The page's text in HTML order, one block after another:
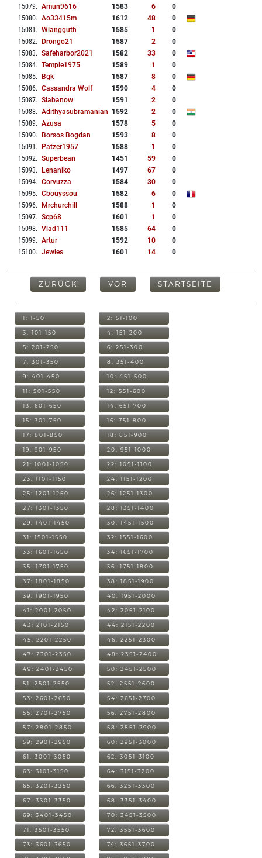
15079. Amun9616 1583 6
0
15080. Ao33415m 1612 48
0
15081 . Wlangguth 1585 1
0
15082. Drongo21 1587 2
0
15083. Safeharbor2021 1582 33
0
15084. Temple1975 1589 1
0
15085. Bgk 1587 8
0
15086. Cassandra Wolf 1590 4
0
15087. Slabanow 1591 2
0
15088. Adithyasubramanian 1592 2
0
15089. Azusa 1578 5
0
15090. Borsos Bogdan 1593 8
0
15091 . Patzer1957 1588 1
0
15092. Superbean 1451 59
0
15093. Lenaniko 1497 67
0
15094. Corvuzza 1584 30
0
15095. Cbouyssou 1582 6
0
15096. Mrchurchill 1588 1
0
15097. Scp68 1601 1
0
15098. Vlad111 1585 64
0
15099. Artur 1592 10
0
15100. Jewles 1601 14 0
ZURÜCK VOR STARTSEITE
1: 1-50 2: 51-100
3: 101-150 4: 151-200
5: 201-250 6: 251-300
7: 301-350 8: 351-400
9: 401-450 10: 451-500
11: 501-550 12: 551-600
13: 601-650 14: 651-700
15: 701-750 16: 751-800
17: 801-850 18: 851-900
19: 901-950 20: 951-1000
21: 1001-1050 22: 1051-1100
23: 1101-1150 24: 1151-1200
25: 1201-1250 26: 1251-1300
27: 1301-1350 28: 1351-1400
29: 1401-1450 30: 1451-1500
31: 1501-1550 32: 1551-1600
33: 1601-1650 34: 1651-1700
35: 1701-1750 36: 1751-1800
37: 1801-1850 38: 1851-1900
39: 1901-1950 40: 1951-2000
41: 2001-2050 42: 2051-2100
43: 2101-2150 44: 2151-2200
45: 2201-2250 46: 2251-2300
47: 2301-2350 48: 2351-2400
49: 2401-2450 50: 2451-2500
51: 2501-2550 52: 2551-2600
53: 2601-2650 54: 2651-2700
55: 2701-2750 56: 2751-2800
57: 2801-2850 58: 2851-2900
59: 2901-2950 60: 2951-3000
61: 3001-3050 62: 3051-3100
63: 3101-3150 64: 3151-3200
65: 3201-3250 66: 3251-3300
67: 3301-3350 68: 3351-3400
69: 3401-3450 70: 3451-3500
71: 3501-3550 72: 3551-3600
73: 3601-3650 74: 3651-3700